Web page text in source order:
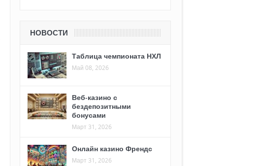
НОВОСТИ
Таблица чемпионата НХЛ
Май 08, 2026
Веб-казино с
бездепозитными
бонусами
Март 31, 2026
Онлайн казино Френдс
Март 31, 2026